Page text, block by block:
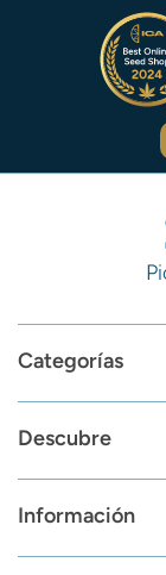
Categorías
Descubre
Información